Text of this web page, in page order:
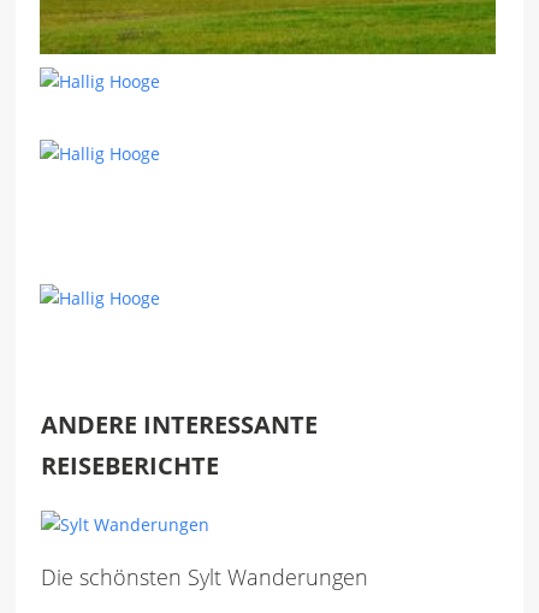
ANDERE INTERESSANTE
REISEBERICHTE
Die schönsten Sylt Wanderungen